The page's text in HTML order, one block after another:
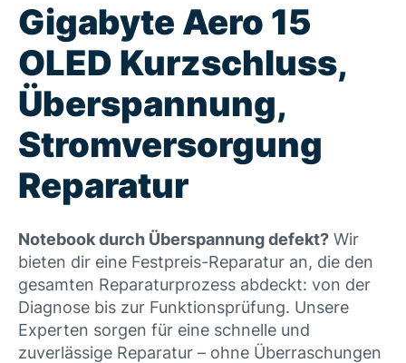
Gigabyte Aero 15
OLED Kurzschluss,
Überspannung,
Stromversorgung
Reparatur
Notebook durch Überspannung defekt? Wir
bieten dir eine Festpreis-Reparatur an, die den
gesamten Reparaturprozess abdeckt: von der
Diagnose bis zur Funktionsprüfung. Unsere
Experten sorgen für eine schnelle und
zuverlässige Reparatur – ohne Überraschungen